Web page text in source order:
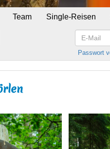
Team Single-Reisen
E-
Mail
Passwort